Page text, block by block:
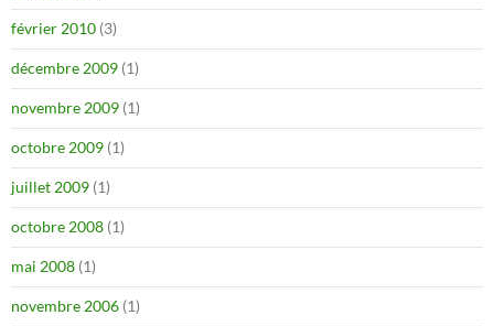
février 2010 (3)
décembre 2009 (1)
novembre 2009 (1)
octobre 2009 (1)
juillet 2009 (1)
octobre 2008 (1)
mai 2008 (1)
novembre 2006 (1)